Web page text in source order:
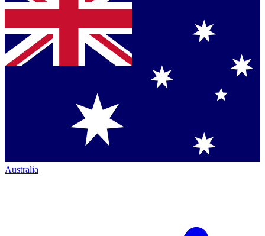
Australia